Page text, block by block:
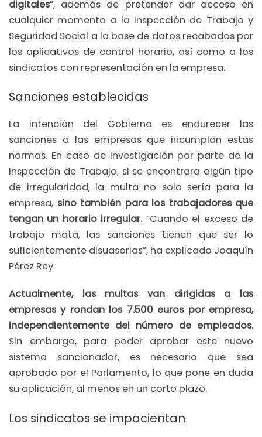
digitales”, además de pretender dar acceso en
cualquier momento a la Inspección de Trabajo y
Seguridad Social a la base de datos recabados por
los aplicativos de control horario, así como a los
sindicatos con representación en la empresa.
Sanciones establecidas
La intención del Gobierno es endurecer las
sanciones a las empresas que incumplan estas
normas. En caso de investigación por parte de la
Inspección de Trabajo, si se encontrara algún tipo
de irregularidad, la multa no solo sería para la
empresa, sino también para los trabajadores que
tengan un horario irregular. “Cuando el exceso de
trabajo mata, las sanciones tienen que ser lo
suficientemente disuasorias”, ha explicado Joaquín
Pérez Rey.
Actualmente, las multas van dirigidas a las
empresas y rondan los 7.500 euros por empresa,
independientemente del número de empleados.
Sin embargo, para poder aprobar este nuevo
sistema sancionador, es necesario que sea
aprobado por el Parlamento, lo que pone en duda
su aplicación, al menos en un corto plazo.
Los sindicatos se impacientan